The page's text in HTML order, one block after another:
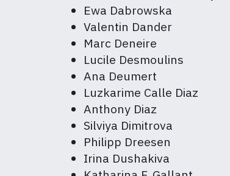
Ewa Dabrowska
Valentin Dander
Marc Deneire
Lucile Desmoulins
Ana Deumert
Luzkarime Calle Diaz
Anthony Diaz
Silviya Dimitrova
Philipp Dreesen
Irina Dushakiva